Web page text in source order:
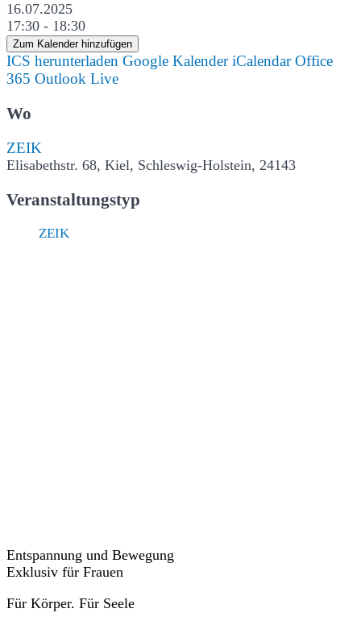
16.07.2025
17:30 - 18:30
Zum Kalender hinzufügen
ICS herunterladen Google Kalender iCalendar Office
365 Outlook Live
Wo
ZEIK
Elisabethstr. 68, Kiel, Schleswig-Holstein, 24143
Veranstaltungstyp
ZEIK
Entspannung und Bewegung
Exklusiv für Frauen
Für Körper. Für Seele